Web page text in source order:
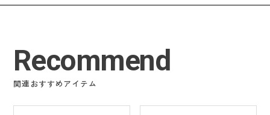
Recommend
関連おすすめアイテム